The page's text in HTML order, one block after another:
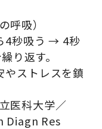
呼吸）
4秒吸う → 4秒
り返す。
やストレスを鎮
医科大学／
Diagn Res